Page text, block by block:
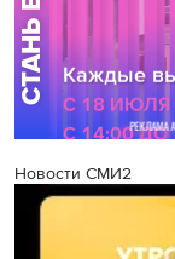
Новости СМИ2